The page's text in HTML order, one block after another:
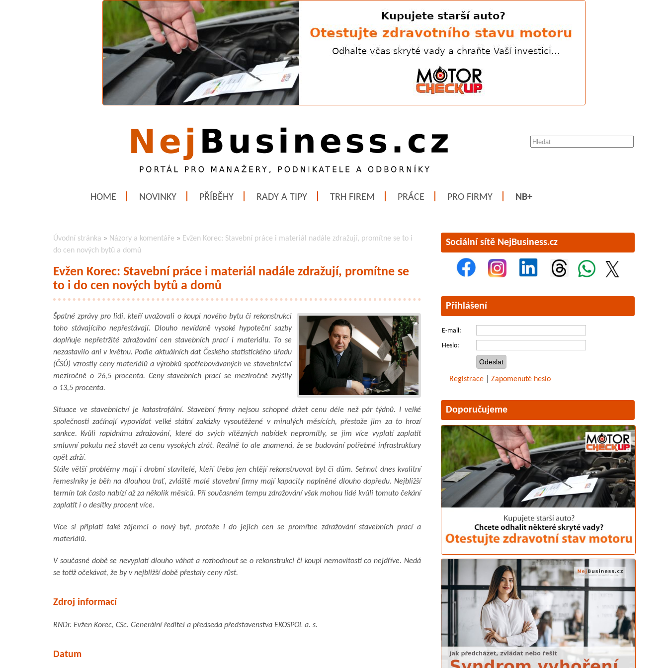
HOME NOVINKY PŘÍBĚHY RADY A TIPY TRH FIREM PRÁCE PRO FIRMY NB+
Úvodní stránka » Názory a komentáře » Evžen Korec: Stavební práce i materiál nadále zdražují, promítne se to i
do cen nových bytů a domů
Evžen Korec: Stavební práce i materiál nadále zdražují, promítne se
to i do cen nových bytů a domů
Špatné zprávy pro lidi, kteří uvažovali o koupi nového bytu či rekonstrukci
toho stávajícího nepřestávají. Dlouho nevídaně vysoké hypoteční sazby
doplňuje nepřetržité zdražování cen stavebních prací i materiálu. To se
nezastavilo ani v květnu. Podle aktuálních dat Českého statistického úřadu
(ČSÚ) vzrostly ceny materiálů a výrobků spotřebovávaných ve stavebnictví
meziročně o 26,5 procenta. Ceny stavebních prací se meziročně zvýšily
o 13,5 procenta.
Situace ve stavebnictví je katastrofální. Stavební firmy nejsou schopné držet cenu déle než pár týdnů. I velké
společnosti začínají vypovídat velké státní zakázky vysoutěžené v minulých měsících, přestože jim za to hrozí
sankce. Kvůli rapidnímu zdražování, které do svých vítězných nabídek nepromítly, se jim více vyplatí zaplatit
smluvní pokutu než stavět za cenu vysokých ztrát. Reálně to ale znamená, že se budování potřebné infrastruktury
opět zdrží.
Stále větší problémy mají i drobní stavitelé, kteří třeba jen chtějí rekonstruovat byt či dům. Sehnat dnes kvalitní
řemeslníky je běh na dlouhou trať, zvláště malé stavební firmy mají kapacity naplněné dlouho dopředu. Nejbližší
termín tak často nabízí až za několik měsíců. Při současném tempu zdražování však mohou lidé kvůli tomuto čekání
zaplatit i o desítky procent více.
Více si připlatí také zájemci o nový byt, protože i do jejich cen se promítne zdražování stavebních prací a
materiálů.
V současné době se nevyplatí dlouho váhat a rozhodnout se o rekonstrukci či koupi nemovitosti co nejdříve. Nedá
se totiž očekávat, že by v nejbližší době přestaly ceny růst.
Zdroj informací
RNDr. Evžen Korec, CSc. Generální ředitel a předseda představenstva EKOSPOL a. s.
Datum
Sociální sítě NejBusiness.cz
Přihlášení
E-mail:
Heslo:
Registrace Zapomenuté heslo
Doporučujeme